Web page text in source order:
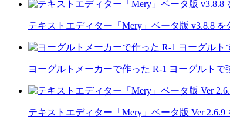
テキストエディター「Mery」ベータ版 v3.8.8 を
ヨーグルトメーカーで作った R-1 ヨーグルトで
テキストエディター「Mery」ベータ版 Ver